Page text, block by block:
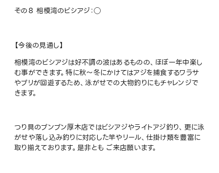
その８ 相模湾のビシアジ：◯
【今後の見通し】
相模湾のビシアジは好不調の波はあるものの、ほぼ一年中楽し
む事ができます。特に秋〜冬にかけてはアジを捕食するワラサ
やブリが回遊するため、泳がせでの大物釣りにもチャレンジで
きます。
つり具のブンブン厚木店ではビシアジやライトアジ釣り、更に泳
がせや落し込み釣りに対応した竿やリール、仕掛け類を豊富に
取り揃えております。是非とも ご来店願います。